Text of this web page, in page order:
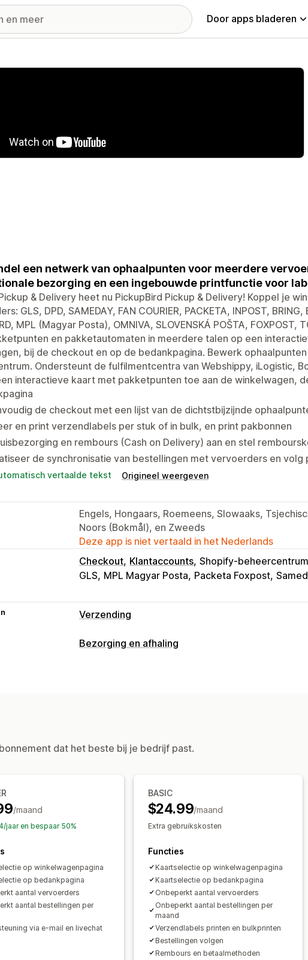
Door apps bladeren
uitgelichte afbeeldingen
een netwerk van ophaalpunten voor meerdere
bezorging en een ingebouwde printfunctie voor
& Delivery heet nu PickupBird Pickup & Delivery! Koppel je
GLS, DPD, SAMEDAY, FAN COURIER, PACKETA, INPOST, BRING,
MPL (Magyar Posta), OMNIVA, SLOVENSKÁ POŠTA, FOXPOST,
en pakketautomaten in meerdere talen op een
bij de checkout en op de bedankpagina. Bewerk
Ondersteunt de fulfilmentcentra van Webshippy, iLogistic,
interactieve kaart met pakketpunten toe aan de winkelwagen,
de checkout met een lijst van de dichtstbijzijnde
en print verzendlabels per stuk of in bulk, en print pakbonnen
en rembours (Cash on Delivery) aan en stel
de synchronisatie van bestellingen met vervoerders en volg
vertaalde tekst Origineel weergeven
Engels, Hongaars, Roemeens, Slowaaks,
Noors (Bokmål), en Zweeds
Deze app is niet vertaald in het Nederlands
Checkout Klantaccounts Shopify-beheercentrum
GLS MPL Magyar Posta Packeta Foxpost
Verzending
Labels en verpakking
Updates van bestellingen
Bezorging en afhaling
Limieten voor bestellingen
Sms-meldingen Bezorgkaart
dat het beste bij je bedrijf past.
/maand
jaar en bespaar 50%
op winkelwagenpagina
op bedankpagina
aantal vervoerders
aantal bestellingen per
via e-mail en livechat
BASIC
$24.99/maand
Extra gebruikskosten
Functies
Kaartselectie op winkelwagenpagina
Kaartselectie op bedankpagina
Onbeperkt aantal vervoerders
Onbeperkt aantal bestellingen per
maand
Verzendlabels printen en bulkprinten
Bestellingen volgen
Rembours en betaalmethoden